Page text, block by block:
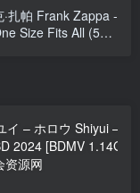
·扎帕 Frank Zappa -
Size Fits All (50th